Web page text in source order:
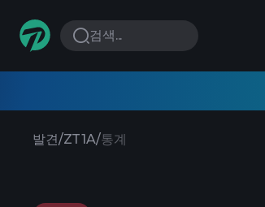
검색...
발견/ZT1A/통계